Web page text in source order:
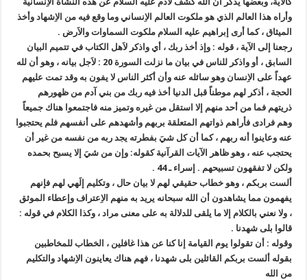
وأراه هذا العالم الذي هو ملكوت العالم الاِنساني وما وقع فيه من الاِشهاد وأخذ
الميثاق ، كما أرى إبراهيم عليه السلام ملكوت السماوات والاَرض .
رجعنا إلى الآية ، قوله : وإذ أخذ ربك ، أي واذكر لاَهل الكتاب في تتميم البيان
السابق ، أو واذكر للناس في بيان ما نزلت السورة 20 : لاَجل بيانه ، وهو أن لله
عهداً على الاِنسان وهو سائله عنه وأن أكثر الناس لا يفون به وقد تمت عليهم
الحجة ، أذكر لهم موطناً قبل الدنيا أخذ فيه ربك من بني آدم من ظهورهم
ذريتهم فما من أحد منهم إلا استقل من غيره وتميز منه فاجتمعوا هناك جميعاً
وهم فرادى فأراهم ذواتهم المتعلقة بربهم وأشهدهم على أنفسهم فلم يحتجبوا
عنه وعاينوا أنه ربهم ، كما أن كل شيَ بفطرته يجد ربه من نفسه من غير أن
يحتجب عنه ، وهو ظاهر الآيات القرآنية كقوله: وإن من شيَ إلا يسبح بحمده
ولكن لا تفقهون تسبيحهم . إسراء ـ 44 .
ألست بربكم ، وهو خطاب حقيقي لهم لا بيان حال ، وتكليم إلَهي لهم فإنهم
يفهمون مما يشاهدون أن الله سبحانه يريد به منهم الاِعتراف وإعطاء الموثق
، ولا نعني بالكلام إلا ما يلقى للدلالة به على معنى مراد ، وكذا الكلام في قوله :
قالوا بلى شهدنا .
وقوله : أن تقولوا يوم القيامة إنا كنا عن هذا غافلين ، الخطاب للمخاطبين
بقوله ألست بربكم القائلين بلى شهدنا ، فهم هناك يعاينون الاِشهاد والتكليم
من الله